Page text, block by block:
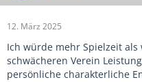
12. März 2025
Ich würde mehr Spielzeit
schwächeren Verein
persönliche charakterliche